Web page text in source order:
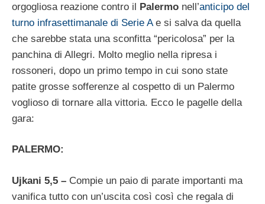
orgogliosa reazione contro il Palermo nell’anticipo del
turno infrasettimanale di Serie Ae si salva da quella
che sarebbe stata una sconfitta “pericolosa” per la
panchina di Allegri. Molto meglio nella ripresa i
rossoneri, dopo un primo tempo in cui sono state
patite grosse sofferenze al cospetto di un Palermo
voglioso di tornare alla vittoria. Ecco le pagelle della
gara:
PALERMO:
Ujkani 5,5 – Compie un paio di parate importanti ma
vanifica tutto con un’uscita così così che regala di